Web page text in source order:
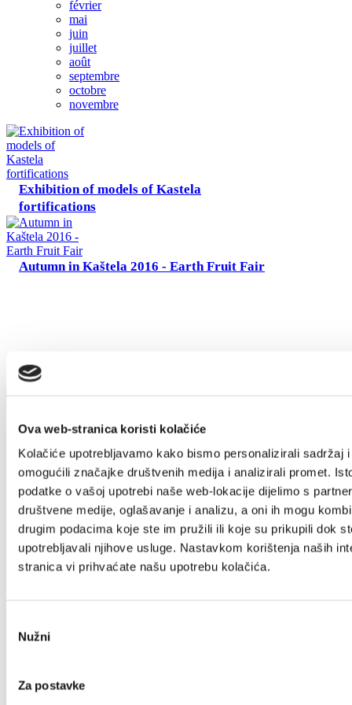
Ova web-stranica koristi kolačiće
Kolačiće upotrebljavamo kako bismo personalizirali sadržaj
omogućili značajke društvenih medija i analizirali promet.
podatke o vašoj upotrebi naše web-lokacije dijelimo s
društvene medije, oglašavanje i analizu, a oni ih mogu
drugim podacima koje ste im pružili ili koje su prikupili dok
upotrebljavali njihove usluge. Nastavkom korištenja naših
stranica vi prihvaćate našu upotrebu kolačića.
pristanka
Nužni
Za postavke
Office de tourisme
Safe in Dalmatia
fr
+385 21 227 933
Villa Nika, Kamberovo šetalište 30,
21216 Kaštel Stari, Hrvatska
février
mai
juin
juillet
août
septembre
octobre
novembre
Exhibition of models of Kastela
fortifications
Autumn in Kaštela 2016 - Earth Fruit Fair
Villa Nika, Kamberovo šetalište 30
21216 Kaštel Stari, Hrvatska
+385 21 227 933 info@kastela-info.hr
Destination